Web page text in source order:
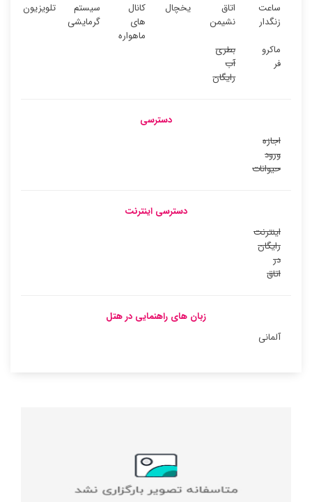
ساعت
زنگدار
اتاق
نشیمن
یخچال
کانال
های
ماهواره
سیستم
گرمایشی
تلویزیون
ماکرو
فر
بطری
آب
رایگان
دسترسی
اجازه
ورود
حیوانات
دسترسی اینترنت
اینترنت
رایگان
در
اتاق
زبان های راهنمایی در هتل
آلمانی